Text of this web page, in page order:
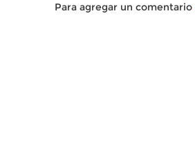
Para agregar un comentario